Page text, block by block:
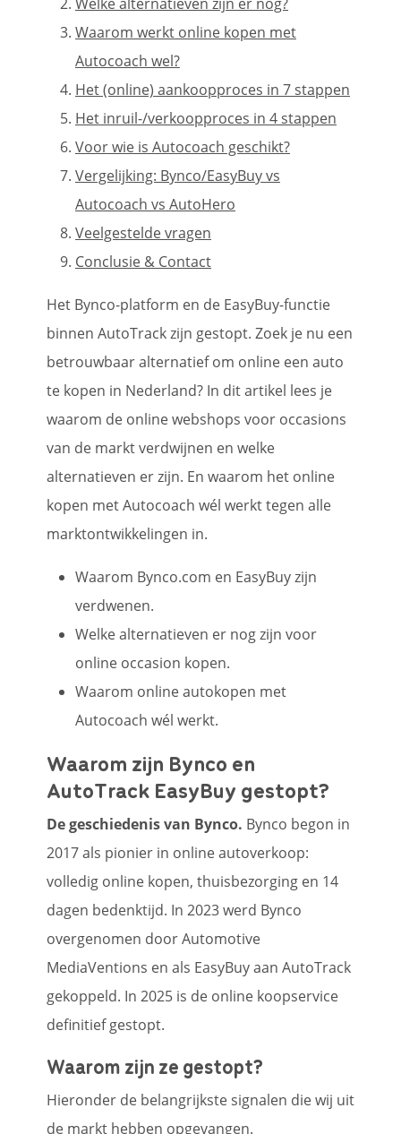
Waarom werkt online kopen met
Autocoach wel?
Het (online) aankoopproces in 7 stappen
Het inruil-/verkoopproces in 4 stappen
Voor wie is Autocoach geschikt?
Vergelijking: Bynco/EasyBuy vs
Autocoach vs AutoHero
Veelgestelde vragen
Conclusie & Contact
Het Bynco-platform en de EasyBuy-functie
binnen AutoTrack zijn gestopt. Zoek je nu een
betrouwbaar alternatief om online een auto
te kopen in Nederland? In dit artikel lees je
waarom de online webshops voor occasions
van de markt verdwijnen en welke
alternatieven er zijn. En waarom het online
kopen met Autocoach wél werkt tegen alle
marktontwikkelingen in.
Waarom Bynco.com en EasyBuy zijn
verdwenen.
Welke alternatieven er nog zijn voor
online occasion kopen.
Waarom online autokopen met
Autocoach wél werkt.
Waarom zijn Bynco en
AutoTrack EasyBuy gestopt?
De geschiedenis van Bynco. Bynco begon in
2017 als pionier in online autoverkoop:
volledig online kopen, thuisbezorging en 14
dagen bedenktijd. In 2023 werd Bynco
overgenomen door Automotive
MediaVentions en als EasyBuy aan AutoTrack
gekoppeld. In 2025 is de online koopservice
definitief gestopt.
Waarom zijn ze gestopt?
Hieronder de belangrijkste signalen die wij uit
de markt hebben opgevangen.